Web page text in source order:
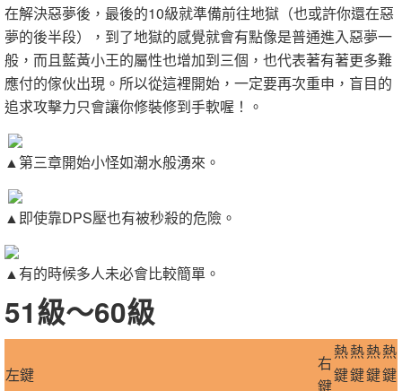
在解決惡夢後，最後的10級就準備前往地獄（也或許你還在惡
夢的後半段），到了地獄的感覺就會有點像是普通進入惡夢一
般，而且藍黃小王的屬性也增加到三個，也代表著有著更多難
應付的傢伙出現。所以從這裡開始，一定要再次重申，盲目的
追求攻擊力只會讓你修裝修到手軟喔！。
▲第三章開始小怪如潮水般湧來。
▲即使靠DPS壓也有被秒殺的危險。
▲有的時候多人未必會比較簡單。
51級～60級
左鍵
右
鍵
熱
鍵
熱
鍵
熱
鍵
熱
鍵